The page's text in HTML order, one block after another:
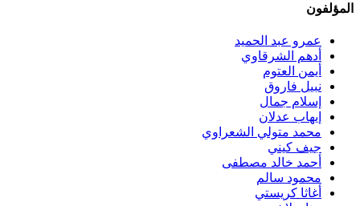
المؤلفون
عمرو عبد الحميد
أدهم الشرقاوي
أيمن العتوم
نبيل فاروق
إسلام جمال
إيهاب عدلان
محمد متولي الشعراوي
جيف كيني
أحمد خالد مصطفى
محمود سالم
أغاثا كريستي